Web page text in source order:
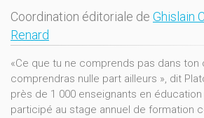
Coordination éditoriale de Ghislain
Renard
«Ce que tu ne comprends pas dans ton
comprendras nulle part ailleurs », dit
près de 1 000 enseignants en
participé au stage annuel de formation